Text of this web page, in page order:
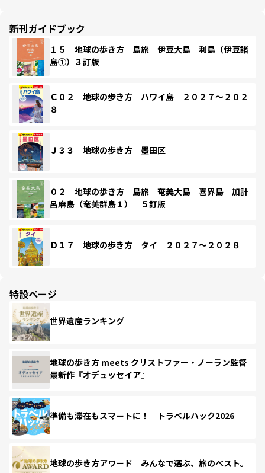
新刊ガイドブック
１５ 地球の歩き方 島旅 伊豆大島 利島（伊豆諸
島①）３訂版
Ｃ０２ 地球の歩き方 ハワイ島 ２０２７～２０２
８
Ｊ３３ 地球の歩き方 墨田区
０２ 地球の歩き方 島旅 奄美大島 喜界島 加計
呂麻島（奄美群島１） ５訂版
Ｄ１７ 地球の歩き方 タイ ２０２７～２０２８
特設ページ
世界遺産ランキング
地球の歩き方 meets クリストファー・ノーラン監督
最新作『オデュッセイア』
準備も滞在もスマートに！ トラベルハック2026
地球の歩き方アワード みんなで選ぶ、旅のベスト。